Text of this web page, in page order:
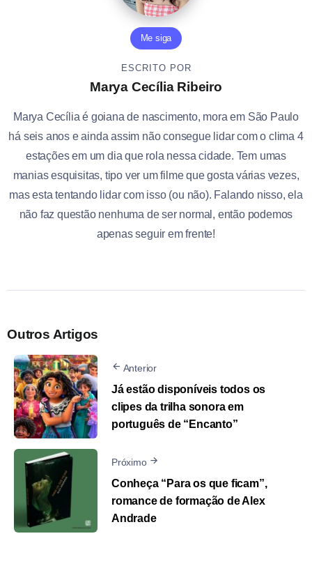
Me siga
ESCRITO POR
Marya Cecília Ribeiro
Marya Cecília é goiana de nascimento, mora em São Paulo
há seis anos e ainda assim não consegue lidar com o clima 4
estações em um dia que rola nessa cidade. Tem umas
manias esquisitas, tipo ver um filme que gosta várias vezes,
mas esta tentando lidar com isso (ou não). Falando nisso, ela
não faz questão nenhuma de ser normal, então podemos
apenas seguir em frente!
Outros Artigos
Anterior
Já estão disponíveis todos os
clipes da trilha sonora em
português de “Encanto”
Próximo
Conheça “Para os que ficam”,
romance de formação de Alex
Andrade